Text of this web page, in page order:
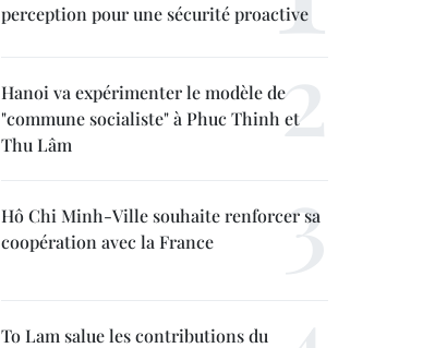
perception pour une sécurité proactive
Hanoi va expérimenter le modèle de
"commune socialiste" à Phuc Thinh et
Thu Lâm
Hô Chi Minh-Ville souhaite renforcer sa
coopération avec la France
To Lam salue les contributions du